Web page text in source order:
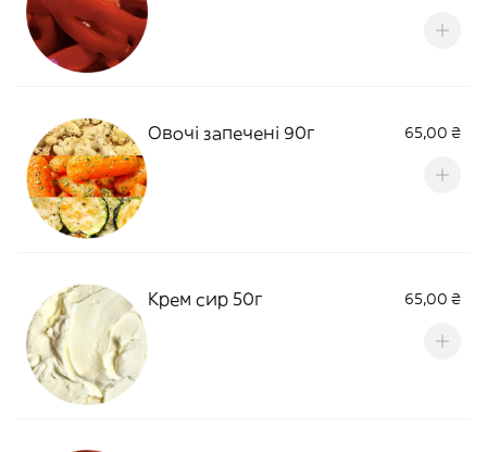
Овочі запечені 90г 65,00 ₴
Крем сир 50г 65,00 ₴